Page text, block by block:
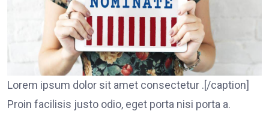
Lorem ipsum dolor sit amet consectetur .[/caption]
Proin facilisis justo odio, eget porta nisi porta a.